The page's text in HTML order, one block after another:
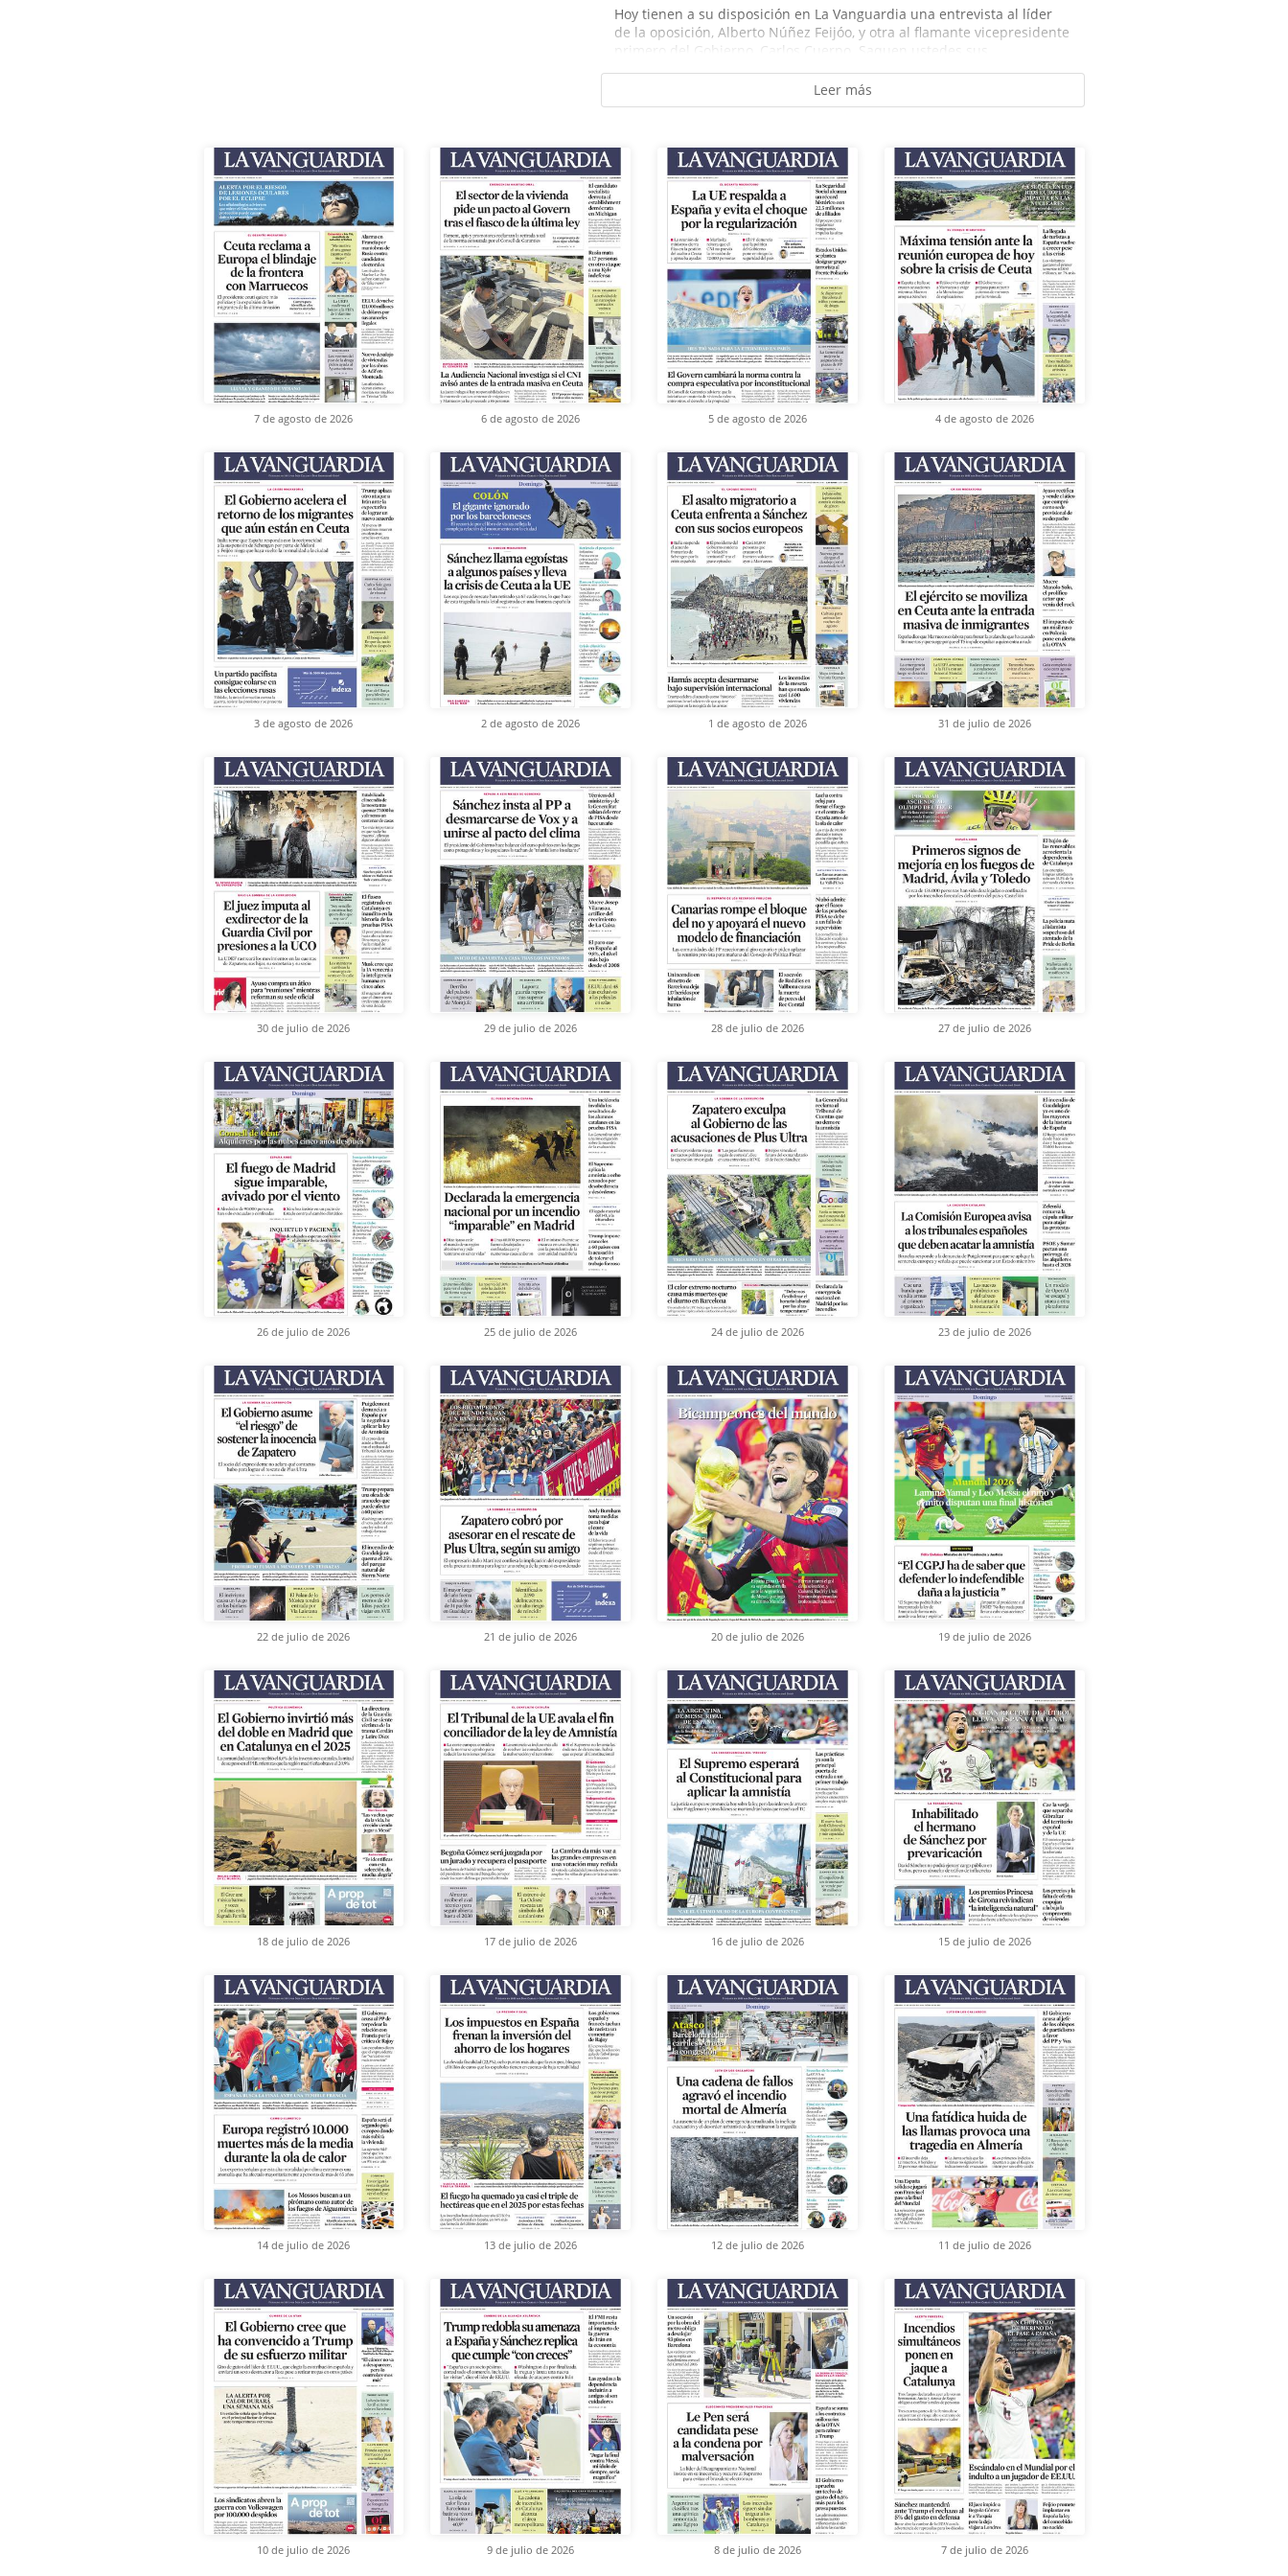
Hoy tienen a su disposición en La Vanguardia una entrevista al líder
de la oposición, Alberto Núñez Feijóo, y otra al flamante vicepresidente
primero del Gobierno, Carlos Cuerpo. Saquen ustedes sus...
Leer más
7 de agosto de 2026 6 de agosto de 2026 5 de agosto de 2026 4 de agosto de 2026
3 de agosto de 2026 2 de agosto de 2026 1 de agosto de 2026 31 de julio de 2026
30 de julio de 2026 29 de julio de 2026 28 de julio de 2026 27 de julio de 2026
26 de julio de 2026 25 de julio de 2026 24 de julio de 2026 23 de julio de 2026
22 de julio de 2026 21 de julio de 2026 20 de julio de 2026 19 de julio de 2026
18 de julio de 2026 17 de julio de 2026 16 de julio de 2026 15 de julio de 2026
14 de julio de 2026 13 de julio de 2026 12 de julio de 2026 11 de julio de 2026
10 de julio de 2026 9 de julio de 2026 8 de julio de 2026 7 de julio de 2026